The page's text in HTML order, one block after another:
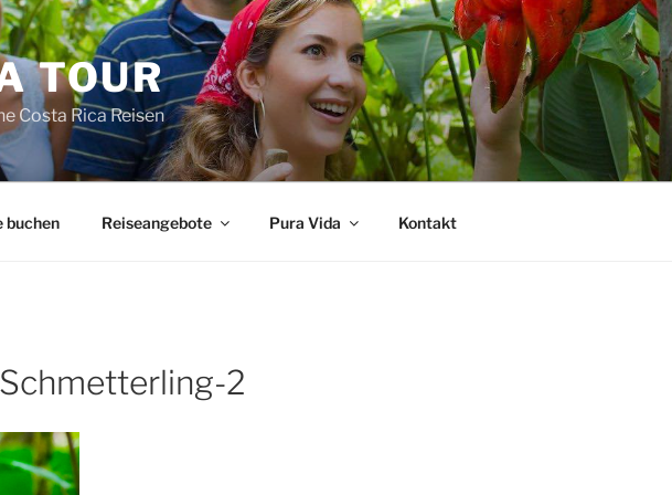
TOUR
Costa Rica Reisen
buchen Reiseangebote Pura Vida Kontakt
2